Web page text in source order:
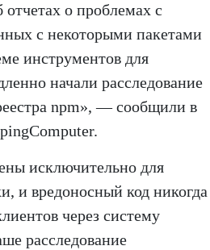
отчетах о проблемах с
с некоторыми пакетами
инструментов для
начали расследование
npm», — сообщили в
исключительно для
и вредоносный код никогда
через систему
расследование